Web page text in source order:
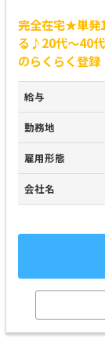
完全在宅★単発
る♪20代～40代
のらくらく登録
給与
勤務地
雇用形態
会社名